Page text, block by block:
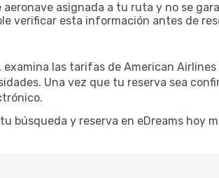
asignada a tu ruta y no se
verificar esta información antes de
las tarifas de American Airlines
Una vez que tu reserva sea
búsqueda y reserva en eDreams hoy